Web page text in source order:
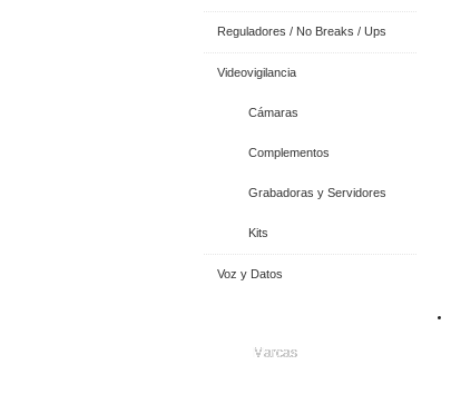
Reguladores / No Breaks / Ups
Videovigilancia
Cámaras
Complementos
Grabadoras y Servidores
Kits
Voz y Datos
Marcas